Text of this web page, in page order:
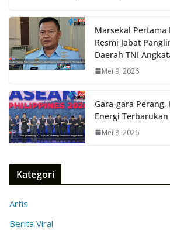
Marsekal Pertama
Resmi Jabat
Daerah TNI
Mei 9, 2026
Gara-gara Perang,
Energi
Mei 8, 2026
Kategori
Artis
Berita Viral